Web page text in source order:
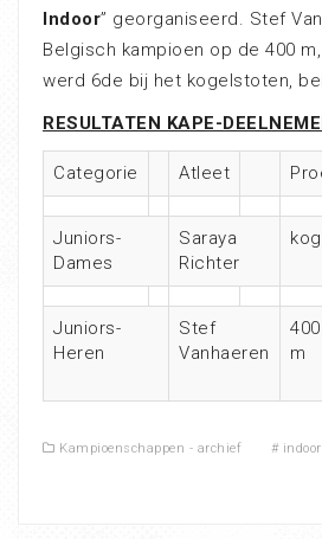
Indoor” georganiseerd. Stef
Belgisch kampioen op de 400
werd 6de bij het kogelstoten,
RESULTATEN KAPE-
Categorie Atleet
Juniors-
Dames
Saraya
Richter
Juniors-
Heren
Stef
Vanhaeren
400
m
Kampioenschappen - archief # indoor